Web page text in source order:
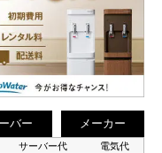
バー メーカー
サーバー代 電気代